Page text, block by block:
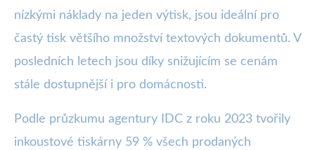
nízkými náklady na jeden výtisk, jsou ideální pro
častý tisk většího množství textových dokumentů. V
posledních letech jsou díky snižujícím se cenám
stále dostupnější i pro domácnosti.
Podle průzkumu agentury IDC z roku 2023 tvořily
inkoustové tiskárny 59 % všech prodaných